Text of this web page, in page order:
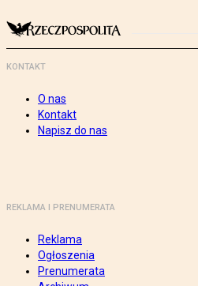
KONTAKT
O nas
Kontakt
Napisz do nas
REKLAMA I PRENUMERATA
Reklama
Ogłoszenia
Prenumerata